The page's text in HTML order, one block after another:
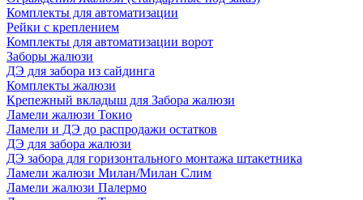
Комплекты для автоматизации
Рейки с креплением
Комплекты для автоматизации ворот
Заборы жалюзи
ДЭ для забора из сайдинга
Комплекты жалюзи
Крепежный вкладыш для Забора жалюзи
Ламели жалюзи Токио
Ламели и ДЭ до распродажи остатков
ДЭ для забора жалюзи
ДЭ забора для горизонтального монтажа штакетника
Ламели жалюзи Милан/Милан Слим
Ламели жалюзи Палермо